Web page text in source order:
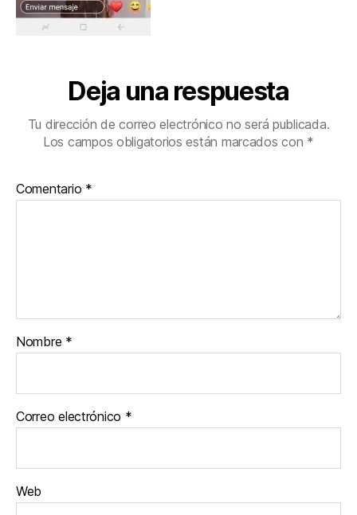
Deja una respuesta
Tu dirección de correo electrónico no será publicada.
Los campos obligatorios están marcados con *
Comentario *
Nombre *
Correo electrónico *
Web